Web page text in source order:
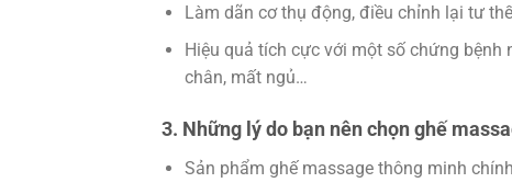
Làm dãn cơ thụ động, điều chỉnh lại tư
Hiệu quả tích cực với một số chứng
chân, mất ngủ…
3. Những lý do bạn nên chọn ghế
Sản phẩm ghế massage thông minh